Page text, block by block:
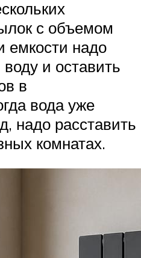
с объемом
емкости надо
и оставить
в
вода уже
надо расставить
комнатах.